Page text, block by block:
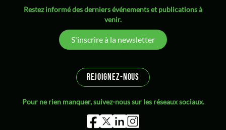
Restez informé des derniers événements et publications à
venir.
S'inscrire à la newsletter
REJOIGNEZ-NOUS
Pour ne rien manquer, suivez-nous sur les réseaux sociaux.